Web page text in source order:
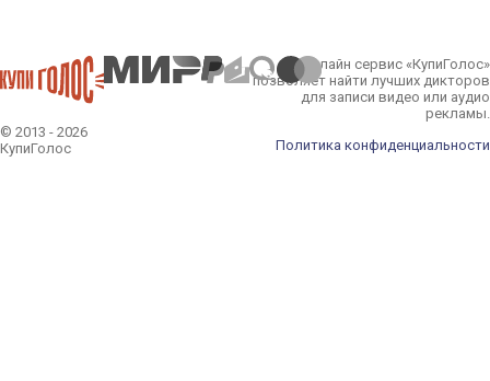
© 2013 - 2026
КупиГолос
Онлайн сервис «КупиГолос»
позволяет найти лучших дикторов
для записи видео или аудио
рекламы.
Политика конфиденциальности